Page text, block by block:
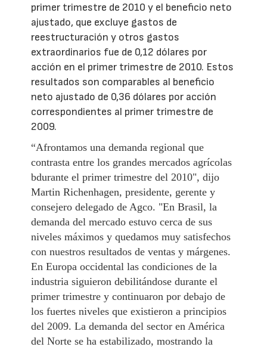
primer trimestre de 2010 y el beneficio neto
ajustado, que excluye gastos de
reestructuración y otros gastos
extraordinarios fue de 0,12 dólares por
acción en el primer trimestre de 2010. Estos
resultados son comparables al beneficio
neto ajustado de 0,36 dólares por acción
correspondientes al primer trimestre de
2009.
“Afrontamos una demanda regional que
contrasta entre los grandes mercados agrícolas
bdurante el primer trimestre del 2010", dijo
Martin Richenhagen, presidente, gerente y
consejero delegado de Agco. "En Brasil, la
demanda del mercado estuvo cerca de sus
niveles máximos y quedamos muy satisfechos
con nuestros resultados de ventas y márgenes.
En Europa occidental las condiciones de la
industria siguieron debilitándose durante el
primer trimestre y continuaron por debajo de
los fuertes niveles que existieron a principios
del 2009. La demanda del sector en América
del Norte se ha estabilizado, mostrando la